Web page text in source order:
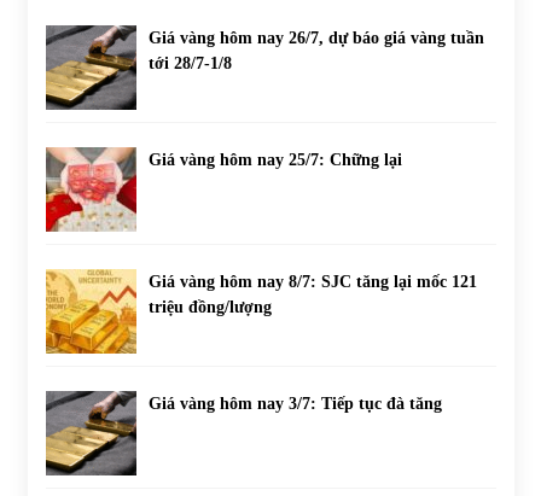
Giá vàng hôm nay 26/7, dự báo giá vàng tuần
tới 28/7-1/8
Giá vàng hôm nay 25/7: Chững lại
Giá vàng hôm nay 8/7: SJC tăng lại mốc 121
triệu đồng/lượng
Giá vàng hôm nay 3/7: Tiếp tục đà tăng